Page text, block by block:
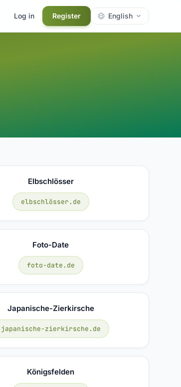
Log in Register English
Elbschlösser
elbschlösser.de
Foto-Date
foto-date.de
Japanische-Zierkirsche
japanische-zierkirsche.de
Königsfelden